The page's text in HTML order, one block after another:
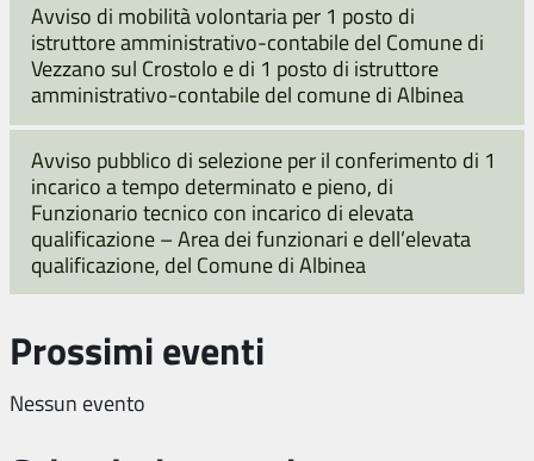
Avviso di mobilità volontaria per 1 posto di
istruttore amministrativo-contabile del Comune di
Vezzano sul Crostolo e di 1 posto di istruttore
amministrativo-contabile del comune di Albinea
Avviso pubblico di selezione per il conferimento di 1
incarico a tempo determinato e pieno, di
Funzionario tecnico con incarico di elevata
qualificazione – Area dei funzionari e dell’elevata
qualificazione, del Comune di Albinea
Prossimi eventi
Nessun evento